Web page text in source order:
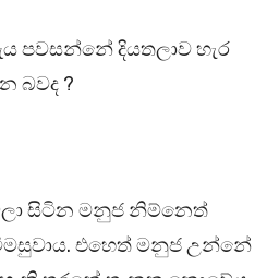
පවසන්නේ දියතලාව හැර
බවද ?
සිටින මනුජ නිම්නෙත්
එහෙත් මනුජ උන්නේ